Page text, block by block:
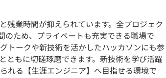
残業時間が抑えられています。全プロジェク
のため、プライベートも充実できる職場で
トークや新技術を活かしたハッカソンにも参
ともに切磋琢磨できます。新技術を学び活躍
れる【生涯エンジニア】へ目指せる環境で